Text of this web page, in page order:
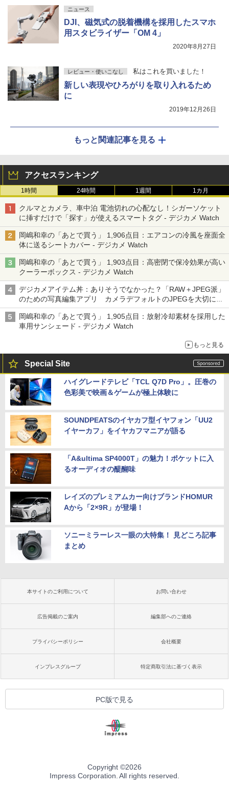
ニュース
DJI、磁気式の脱着機構を採用したスマホ
用スタビライザー「OM 4」
2020年8月27日
レビュー・使いこなし 私はこれを買いました！
新しい表現やひろがりを取り入れるため
に
2019年12月26日
もっと関連記事を見る
アクセスランキング
1時間 24時間 1週間 1カ月
クルマとカメラ、車中泊 電池切れの心配なし！シガーソケット
に挿すだけで「探す」が使えるスマートタグ - デジカメ Watch
岡嶋和幸の「あとで買う」 1,906点目：エアコンの冷風を座面全
体に送るシートカバー - デジカメ Watch
岡嶋和幸の「あとで買う」 1,903点目：高密閉で保冷効果が高い
クーラーボックス - デジカメ Watch
デジカメアイテム丼：ありそうでなかった？「RAW＋JPEG派」
のための写真編集アプリ カメラデフォルトのJPEGを大切にす
る「Filmator」
岡嶋和幸の「あとで買う」 1,905点目：放射冷却素材を採用した
車用サンシェード - デジカメ Watch
もっと見る
Special Site
ハイグレードテレビ「TCL Q7D Pro」。圧巻の
色彩美で映画＆ゲームが極上体験に
SOUNDPEATSのイヤカフ型イヤフォン「UU2
イヤーカフ」をイヤカフマニアが語る
「A&ultima SP4000T」の魅力！ポケットに入
るオーディオの醍醐味
レイズのプレミアムカー向けブランドHOMUR
Aから「2×9R」が登場！
ソニーミラーレス一眼の大特集！ 見どころ記事
まとめ
本サイトのご利用について お問い合わせ
広告掲載のご案内 編集部へのご連絡
プライバシーポリシー 会社概要
インプレスグループ 特定商取引法に基づく表示
PC版で見る
Copyright ©2026
Impress Corporation. All rights reserved.